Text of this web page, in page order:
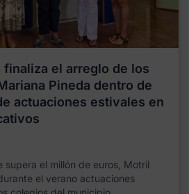
finaliza el arreglo de los
Pineda dentro de
actuaciones estivales en
supera el millón de euros, Motril
el verano actuaciones